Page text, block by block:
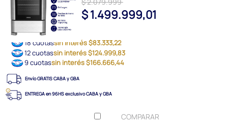
$ 1.499.999,01
18 cuotassin interés $83.333,22
12 cuotassin interés $124.999,83
9 cuotassin interés $166.666,44
Envío GRATIS CABA y GBA
ENTREGA en 96HS exclusivo CABA y GBA
COMPARAR